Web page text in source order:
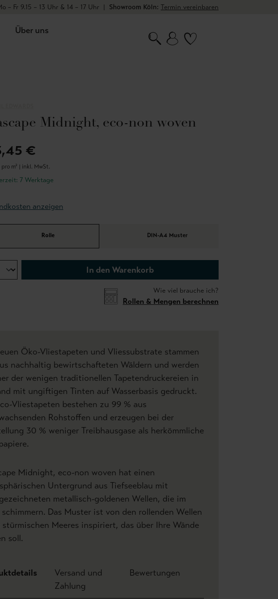
– Fr 9.15 – 13 Uhr & 14 – 17 Uhr | Showroom Köln: Termin vereinbaren
Über uns
Midnight, eco-non woven
€
m² | inkl. MwSt.
7 Werktage
anzeigen
Rolle DIN-A4 Muster
In den Warenkorb
Wie viel brauche ich?
Rollen & Mengen berechnen
Öko-Vliestapeten und Vliessubstrate stammen
nachhaltig bewirtschafteten Wäldern und werden
der wenigen traditionellen Tapetendruckereien in
mit ungiftigen Tinten auf Wasserbasis gedruckt.
Vliestapeten bestehen zu 99 % aus
Rohstoffen und erzeugen bei der
30 % weniger Treibhausgase als herkömmliche
Midnight, eco-non woven hat einen
Untergrund aus Tiefseeblau mit
metallisch-goldenen Wellen, die im
Das Muster ist von den rollenden Wellen
stürmischen Meeres inspiriert, das über Ihre Wände
soll.
Versand und
Zahlung
Bewertungen